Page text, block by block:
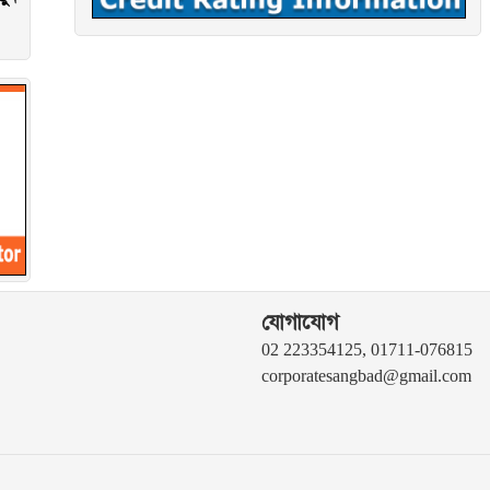
যোগাযোগ
02 223354125, 01711-076815
corporatesangbad@gmail.com